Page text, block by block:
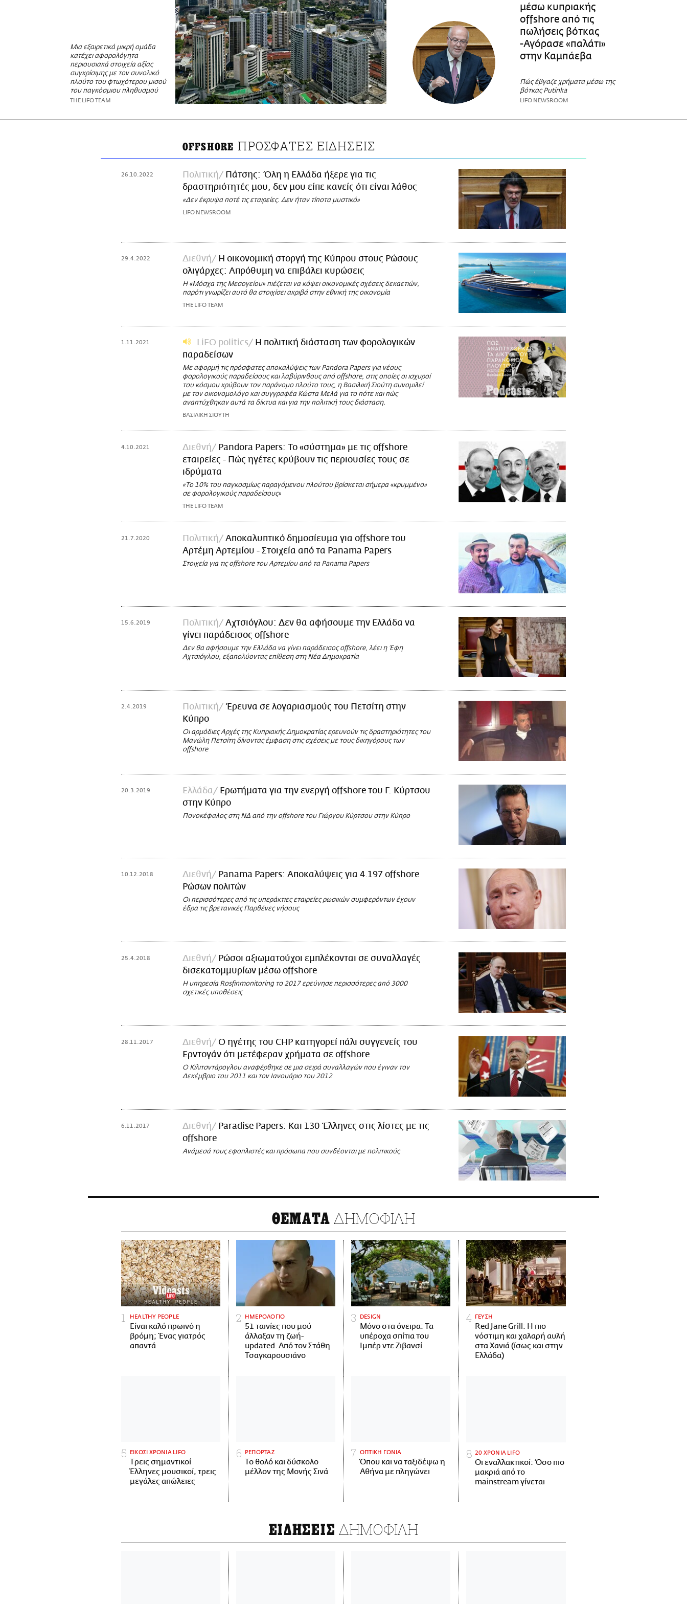
Μια εξαιρετικά μικρή ομάδα
κατέχει αφορολόγητα
περιουσιακά στοιχεία αξίας
συγκρίσιμης με τον συνολικό
πλούτο του φτωχότερου μισού
του παγκόσμιου πληθυσμού
THE LIFO TEAM
μέσω κυπριακής
offshore από τις
πωλήσεις βότκας
-Αγόρασε «παλάτι»
στην Καμπάεβα
Πώς έβγαζε χρήματα μέσω της
βότκας Putinka
LIFO NEWSROOM
OFFSHORE ΠΡΟΣΦΑΤΕΣ ΕΙΔΗΣΕΙΣ
26.10.2022 Πολιτική
Πάτσης: Όλη η Ελλάδα ήξερε για τις
δραστηριότητές μου, δεν μου είπε κανείς ότι είναι λάθος
«Δεν έκρυψα ποτέ τις εταιρείες. Δεν ήταν τίποτα μυστικό»
LIFO NEWSROOM
29.4.2022 Διεθνή
Η οικονομική στοργή της Κύπρου στους Ρώσους
ολιγάρχες: Απρόθυμη να επιβάλει κυρώσεις
Η «Μόσχα της Μεσογείου» πιέζεται να κόψει οικονομικές σχέσεις δεκαετιών,
παρότι γνωρίζει αυτό θα στοιχίσει ακριβά στην εθνική της οικονομία
THE LIFO TEAM
1.11.2021 LiFO politics
Η πολιτική διάσταση των φορολογικών
παραδείσων
Με αφορμή τις πρόσφατες αποκαλύψεις των Pandora Papers για νέους
φορολογικούς παραδείσους και λαβύρινθους από offshore, στις οποίες οι ισχυροί
του κόσμου κρύβουν τον παράνομο πλούτο τους, η Βασιλική Σιούτη συνομιλεί
με τον οικονομολόγο και συγγραφέα Κώστα Μελά για το πότε και πώς
αναπτύχθηκαν αυτά τα δίκτυα και για την πολιτική τους διάσταση.
ΒΑΣΙΛΙΚΗ ΣΙΟΥΤΗ
4.10.2021 Διεθνή
Pandora Papers: Το «σύστημα» με τις offshore
εταιρείες - Πώς ηγέτες κρύβουν τις περιουσίες τους σε
ιδρύματα
«Το 10% του παγκοσμίως παραγόμενου πλούτου βρίσκεται σήμερα «κρυμμένο»
σε φορολογικούς παραδείσους»
THE LIFO TEAM
21.7.2020 Πολιτική
Αποκαλυπτικό δημοσίευμα για offshore του
Αρτέμη Αρτεμίου - Στοιχεία από τα Panama Papers
Στοιχεία για τις offshore του Αρτεμίου από τα Panama Papers
15.6.2019 Πολιτική
Αχτσιόγλου: Δεν θα αφήσουμε την Ελλάδα να
γίνει παράδεισος offshore
Δεν θα αφήσουμε την Ελλάδα να γίνει παράδεισος offshore, λέει η Έφη
Αχτσιόγλου, εξαπολύοντας επίθεση στη Νέα Δημοκρατία
2.4.2019 Πολιτική
Έρευνα σε λογαριασμούς του Πετσίτη στην
Κύπρο
Οι αρμόδιες Αρχές της Κυπριακής Δημοκρατίας ερευνούν τις δραστηριότητες του
Μανώλη Πετσίτη δίνοντας έμφαση στις σχέσεις με τους δικηγόρους των
offshore
20.3.2019 Ελλάδα
Ερωτήματα για την ενεργή offshore του Γ. Κύρτσου
στην Κύπρο
Πονοκέφαλος στη ΝΔ από την offshore του Γιώργου Κύρτσου στην Κύπρο
10.12.2018 Διεθνή
Panama Papers: Αποκαλύψεις για 4.197 offshore
Ρώσων πολιτών
Οι περισσότερες από τις υπεράκτιες εταιρείες ρωσικών συμφερόντων έχουν
έδρα τις βρετανικές Παρθένες νήσους
25.4.2018 Διεθνή
Ρώσοι αξιωματούχοι εμπλέκονται σε συναλλαγές
δισεκατομμυρίων μέσω οffshore
Η υπηρεσία Rosfinmonitoring το 2017 ερεύνησε περισσότερες από 3000
σχετικές υποθέσεις
28.11.2017 Διεθνή
Ο ηγέτης του CHP κατηγορεί πάλι συγγενείς του
Ερντογάν ότι μετέφεραν χρήματα σε offshore
Ο Κιλιτσντάρογλου αναφέρθηκε σε μια σειρά συναλλαγών που έγιναν τον
Δεκέμβριο του 2011 και τον Ιανουάριο του 2012
6.11.2017 Διεθνή
Paradise Papers: Και 130 Έλληνες στις λίστες με τις
offshore
Ανάμεσά τους εφοπλιστές και πρόσωπα που συνδέονται με πολιτικούς
ΘΕΜΑΤΑ ΔΗΜΟΦΙΛΗ
HEALTHY PEOPLE
Είναι καλό πρωινό η
βρόμη; Ένας γιατρός
απαντά
ΗΜΕΡΟΛΟΓΙΟ
51 ταινίες που μού
άλλαξαν τη ζωή-
updated. Aπό τον Στάθη
Τσαγκαρουσιάνο
DESIGN
Μόνο στα όνειρα: Τα
υπέροχα σπίτια του
Ιμπέρ ντε Ζιβανσί
ΓΕΥΣΗ
Red Jane Grill: Η πιο
νόστιμη και χαλαρή αυλή
στα Χανιά (ίσως και στην
Ελλάδα)
ΕΙΚΟΣΙ ΧΡΟΝΙΑ LIFO
Tρεις σημαντικοί
Έλληνες μουσικοί, τρεις
μεγάλες απώλειες
ΡΕΠΟΡΤΑΖ
Το θολό και δύσκολο
μέλλον της Μονής Σινά
ΟΠΤΙΚΗ ΓΩΝΙΑ
Όπου και να ταξιδέψω η
Αθήνα με πληγώνει
20 ΧΡΟΝΙΑ LIFO
Οι εναλλακτικοί: Όσο πιο
μακριά από το
mainstream γίνεται
ΕΙΔΗΣΕΙΣ ΔΗΜΟΦΙΛΗ